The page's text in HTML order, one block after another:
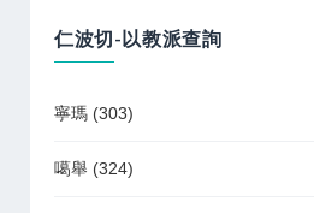
仁波切-以教派查詢
寧瑪 (303)
噶舉 (324)